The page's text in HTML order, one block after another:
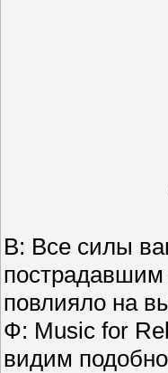
В: Все силы
повлияло на
Ф: Music for
видим